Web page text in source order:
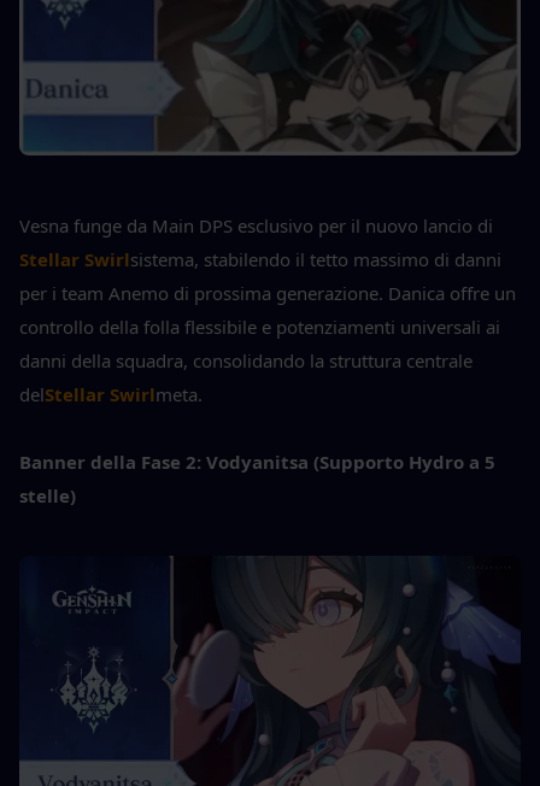
Vesna funge da Main DPS esclusivo per il nuovo lancio di
Stellar Swirlsistema, stabilendo il tetto massimo di danni
per i team Anemo di prossima generazione. Danica offre un
controllo della folla flessibile e potenziamenti universali ai
danni della squadra, consolidando la struttura centrale
delStellar Swirlmeta.
Banner della Fase 2: Vodyanitsa (Supporto Hydro a 5
stelle)